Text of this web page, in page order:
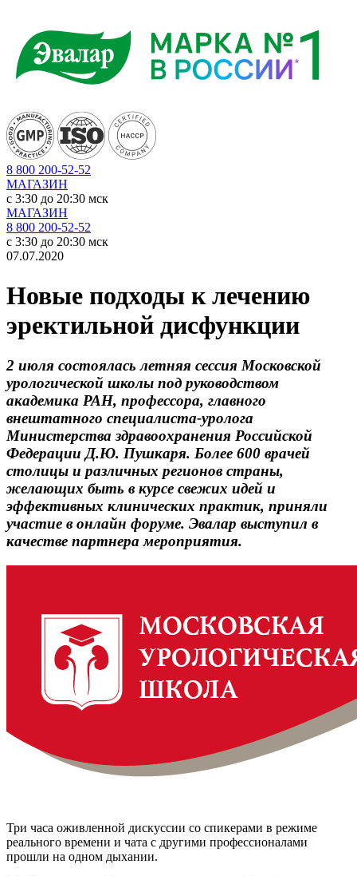
8 800 200-52-52
МАГАЗИН
c 3:30 до 20:30 мск
МАГАЗИН
8 800 200-52-52
c 3:30 до 20:30 мск
07.07.2020
Новые подходы к лечению
эректильной дисфункции
2 июля состоялась летняя сессия Московской
урологической школы под руководством
академика РАН, профессора, главного
внештатного специалиста-уролога
Министерства здравоохранения Российской
Федерации Д.Ю. Пушкаря. Более 600 врачей
столицы и различных регионов страны,
желающих быть в курсе свежих идей и
эффективных клинических практик, приняли
участие в онлайн форуме. Эвалар выступил в
качестве партнера мероприятия.
Три часа оживленной дискуссии со спикерами в режиме
реального времени и чата с другими профессионалами
прошли на одном дыхании.